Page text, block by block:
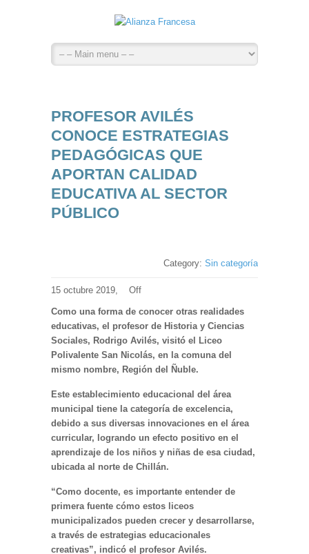
PROFESOR AVILÉS
CONOCE ESTRATEGIAS
PEDAGÓGICAS QUE
APORTAN CALIDAD
EDUCATIVA AL SECTOR
PÚBLICO
Category: Sin categoría
15 octubre 2019, Off
Como una forma de conocer otras realidades
educativas, el profesor de Historia y Ciencias
Sociales, Rodrigo Avilés, visitó el Liceo
Polivalente San Nicolás, en la comuna del
mismo nombre, Región del Ñuble.
Este establecimiento educacional del área
municipal tiene la categoría de excelencia,
debido a sus diversas innovaciones en el área
curricular, logrando un efecto positivo en el
aprendizaje de los niños y niñas de esa ciudad,
ubicada al norte de Chillán.
“Como docente, es importante entender de
primera fuente cómo estos liceos
municipalizados pueden crecer y desarrollarse,
a través de estrategias educacionales
creativas”, indicó el profesor Avilés.